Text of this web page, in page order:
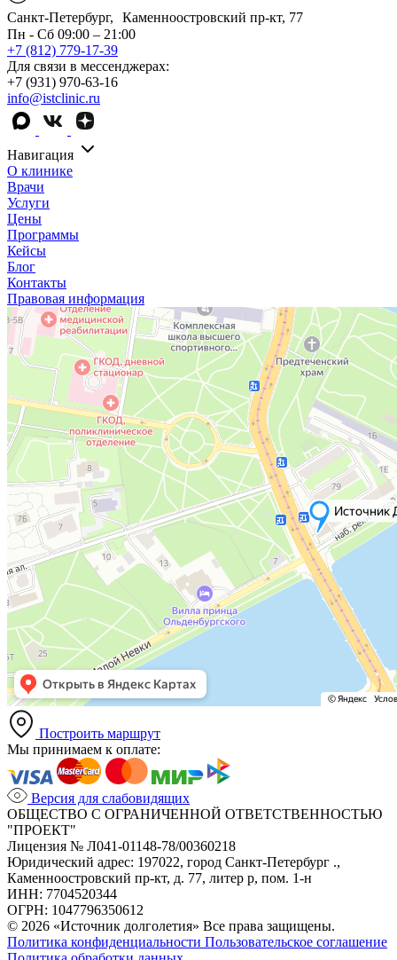
Санкт-Петербург, Каменноостровский пр-кт, 77
Пн - Сб 09:00 – 21:00
+7 (812) 779-17-39
Для связи в мессенджерах:
+7 (931) 970-63-16
info@istclinic.ru
Навигация
О клинике
Врачи
Услуги
Цены
Программы
Кейсы
Блог
Контакты
Правовая информация
Построить маршрут
Мы принимаем к оплате:
Версия для слабовидящих
ОБЩЕСТВО С ОГРАНИЧЕННОЙ ОТВЕТСТВЕННОСТЬЮ
"ПРОЕКТ"
Лицензия № Л041-01148-78/00360218
Юридический адрес: 197022, город Санкт-Петербург .,
Каменноостровский пр-кт, д. 77, литер р, пом. 1-н
ИНН: 7704520344
ОГРН: 1047796350612
© 2026 «Источник долголетия» Все права защищены.
Политика конфиденциальности Пользовательское соглашение